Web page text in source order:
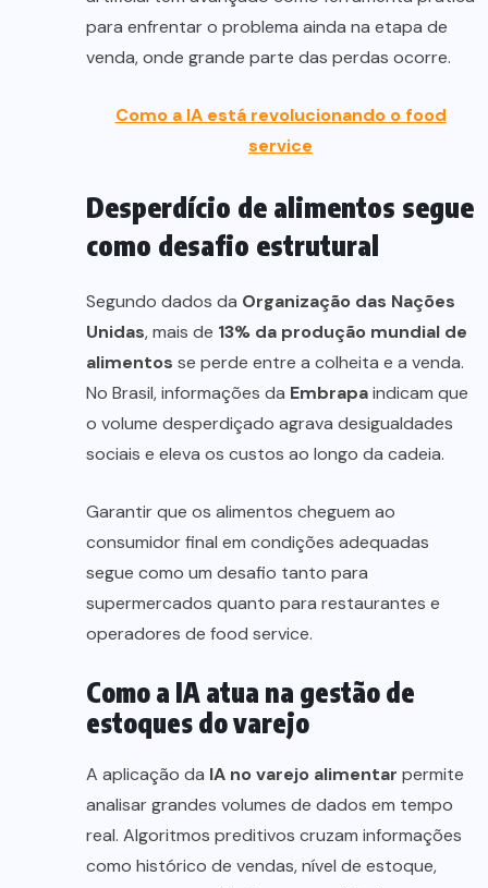
para enfrentar o problema ainda na etapa de
venda, onde grande parte das perdas ocorre.
Como a IA está revolucionando o food
service
Desperdício de alimentos segue
como desafio estrutural
Segundo dados da Organização das Nações
Unidas, mais de 13% da produção mundial de
alimentos se perde entre a colheita e a venda.
No Brasil, informações da Embrapaindicam que
o volume desperdiçado agrava desigualdades
sociais e eleva os custos ao longo da cadeia.
Garantir que os alimentos cheguem ao
consumidor final em condições adequadas
segue como um desafio tanto para
supermercados quanto para restaurantes e
operadores de food service.
Como a IA atua na gestão de
estoques do varejo
A aplicação da IA no varejo alimentar permite
analisar grandes volumes de dados em tempo
real. Algoritmos preditivos cruzam informações
como histórico de vendas, nível de estoque,